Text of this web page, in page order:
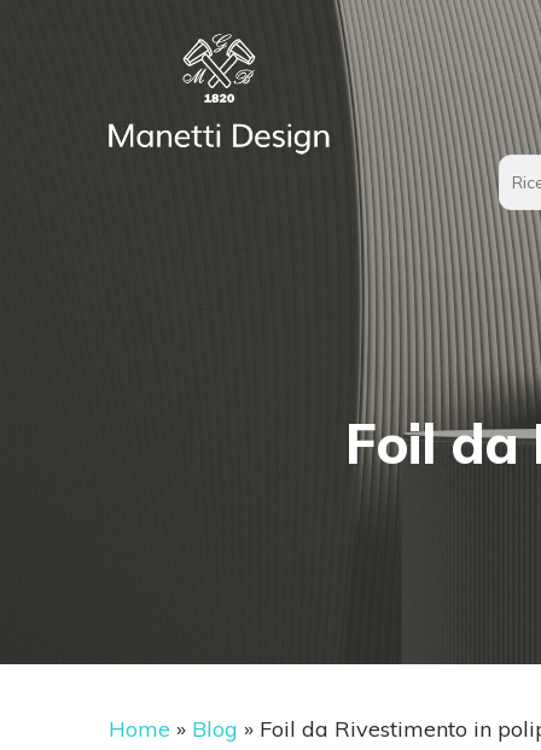
Foil da
Home » Blog » Foil da Rivestimento in